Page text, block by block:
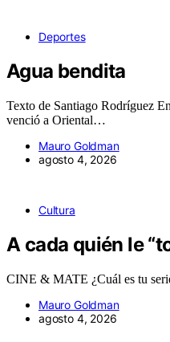
Deportes
Agua bendita
Texto de Santiago Rodríguez
venció a Oriental…
Mauro Goldman
agosto 4, 2026
Cultura
A cada quién le
CINE & MATE ¿Cuál es tu
Mauro Goldman
agosto 4, 2026